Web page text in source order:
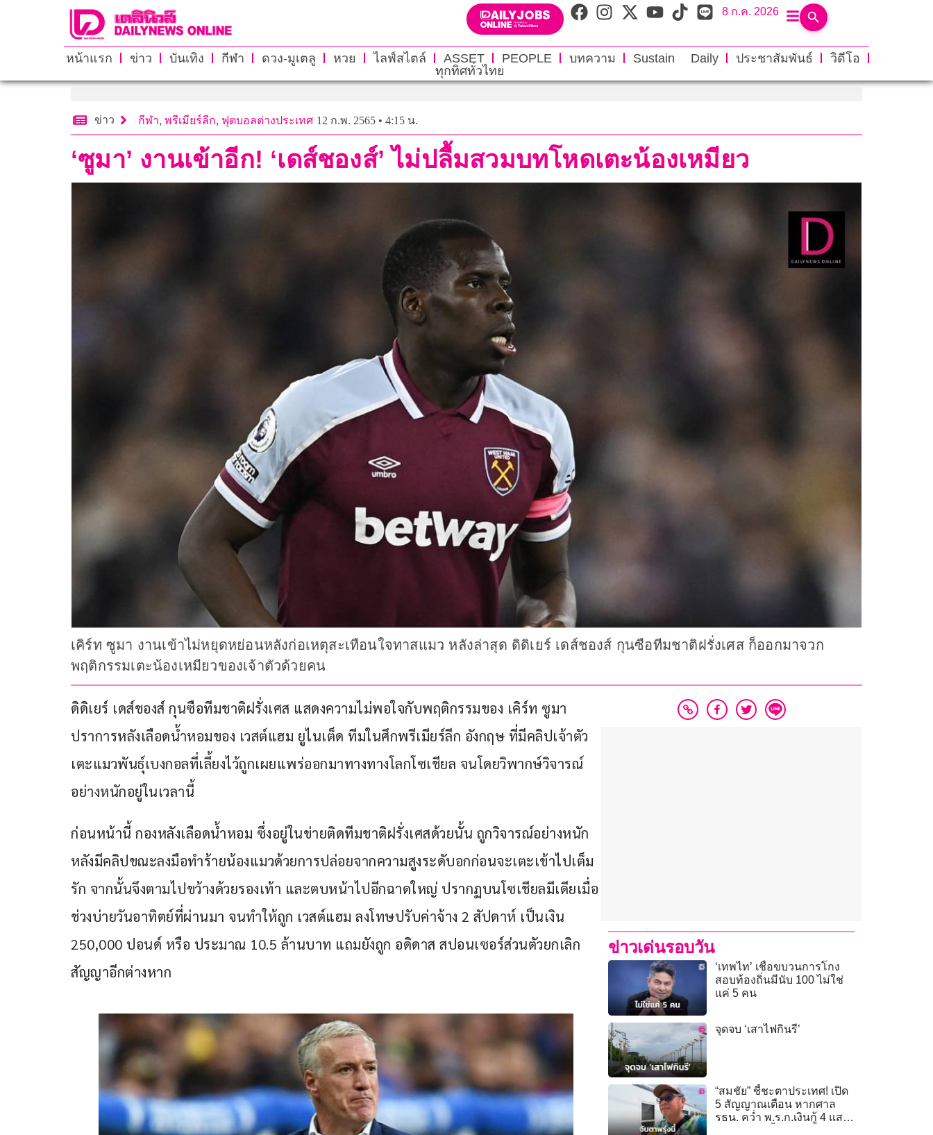
8 ก.ค. 2026
หน้าแรก ข่าว บันเทิง กีฬา ดวง-มูเตลู หวย ไลฟ์สไตล์ ASSET PEOPLE บทความ Sustain Daily ประชาสัมพันธ์
วิดีโอ
ทุกทิศทั่วไทย
ข่าว กีฬา, พรีเมียร์ลีก, ฟุตบอลต่างประเทศ 12 ก.พ. 2565 • 4:15 น.
‘ซูมา’ งานเข้าอีก! ‘เดส์ชองส์’ ไม่ปลื้มสวมบทโหดเตะน้องเหมียว
เคิร์ท ซูมา งานเข้าไม่หยุดหย่อนหลังก่อเหตุสะเทือนใจทาสแมว หลังล่าสุด ดิดิเยร์ เดส์ชองส์ กุนซือทีมชาติฝรั่งเศส ก็ออกมาจวก
พฤติกรรมเตะน้องเหมียวของเจ้าตัวด้วยคน
ดิดิเยร์ เดส์ชองส์ กุนซือทีมชาติฝรั่งเศส แสดงความไม่พอใจกับพฤติกรรมของ เคิร์ท ซูมา
ปราการหลังเลือดน้ำหอมของ เวสต์แฮม ยูไนเต็ด ทีมในศึกพรีเมียร์ลีก อังกฤษ ที่มีคลิปเจ้าตัว
เตะแมวพันธุ์เบงกอลที่เลี้ยงไว้ถูกเผยแพร่ออกมาทางทางโลกโซเชียล จนโดยวิพากษ์วิจารณ์
อย่างหนักอยู่ในเวลานี้
ก่อนหน้านี้ กองหลังเลือดน้ำหอม ซึ่งอยู่ในข่ายติดทีมชาติฝรั่งเศสด้วยนั้น ถูกวิจารณ์อย่างหนัก
หลังมีคลิปขณะลงมือทำร้ายน้องแมวด้วยการปล่อยจากความสูงระดับอกก่อนจะเตะเข้าไปเต็ม
รัก จากนั้นจึงตามไปขว้างด้วยรองเท้า และตบหน้าไปอีกฉาดใหญ่ ปรากฏบนโซเชียลมีเดียเมื่อ
ช่วงบ่ายวันอาทิตย์ที่ผ่านมา จนทำให้ถูก เวสต์แฮม ลงโทษปรับค่าจ้าง 2 สัปดาห์ เป็นเงิน
250,000 ปอนด์ หรือ ประมาณ 10.5 ล้านบาท แถมยังถูก อดิดาส สปอนเซอร์ส่วนตัวยกเลิก
สัญญาอีกต่างหาก
ข่าวเด่นรอบวัน
‘เทพไท’ เชื่อขบวนการโกง
สอบท้องถิ่นมีนับ 100 ไม่ใช่
แค่ 5 คน
จุดจบ ‘เสาไฟกินรี’
“สมชัย” ชี้ชะตาประเทศ! เปิด
5 สัญญาณเตือน หากศาล
รธน. คว่ำ พ.ร.ก.เงินกู้ 4 แสน